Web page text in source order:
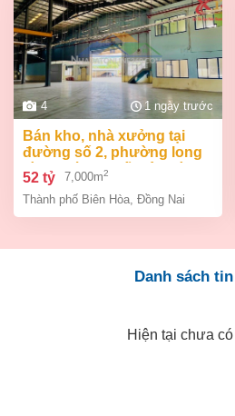
4 1 ngày trước
bán kho, nhà xưởng tại
đường số 2, phường long
bình, thành phố biên hòa,
đồng nai giá 52 tỷ
52 tỷ 7,000m2
Thành phố Biên Hòa Đồng Nai
Danh sách
Hiện tại chưa